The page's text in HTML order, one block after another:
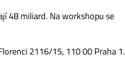
48 miliard. Na workshopu se
2116/15, 110 00 Praha 1.